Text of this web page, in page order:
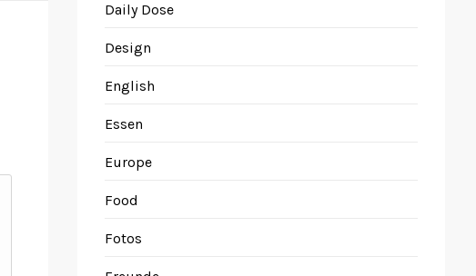
Daily Dose
Design
English
Essen
Europe
Food
Fotos